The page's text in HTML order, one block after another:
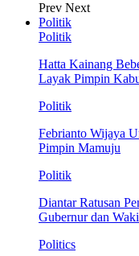
Prev Next
Politik
Politik
Hatta Kainang
Layak Pimpin
Politik
Febrianto Wijaya
Pimpin Mamuju
Politik
Diantar Ratusan
Gubernur dan
Politics